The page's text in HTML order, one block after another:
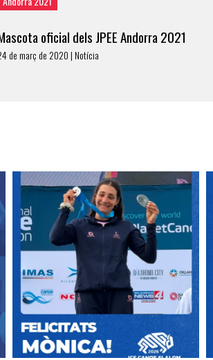
oficial dels JPEE Andorra 2021
de març de 2020 | Notícia